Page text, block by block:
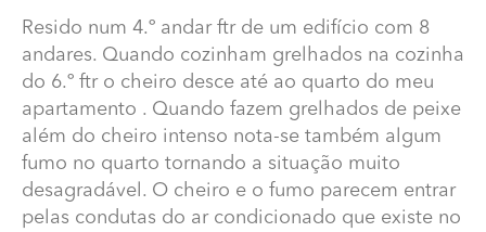
Quando cozinham grelhados na cozinha do 6.º ftr o
cheiro desce até ao quarto do meu apartamento .
Quando fazem grelhados de peixe além do cheiro
intenso nota-se também algum fumo no quarto
tornando a situação muito desagradável. O cheiro e o
fumo parecem entrar pelas condutas do ar
condicionado que existe no quarto. Contudo, existe um
outro aparelho de ar condicionado na sala, mas aqui
não há cheiros nem fumos. Após contactos com
Resido num 4.º andar ftr de um edifício com 8
andares. Quando cozinham grelhados na cozinha
do 6.º ftr o cheiro desce até ao quarto do meu
apartamento . Quando fazem grelhados de peixe
além do cheiro intenso nota-se também algum
fumo no quarto tornando a situação muito
desagradável. O cheiro e o fumo parecem entrar
pelas condutas do ar condicionado que existe no